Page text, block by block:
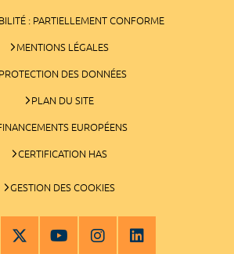
: PARTIELLEMENT CONFORME
MENTIONS LÉGALES
PROTECTION DES DONNÉES
PLAN DU SITE
EUROPÉENS
CERTIFICATION HAS
GESTION DES COOKIES